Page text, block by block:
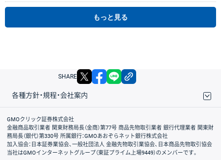
もっと見る
SHARE X facebook
各種方針・規程・会社案内
取引規程・約款
サイトマップ
その他のご案内
個人情報保護方針
最良執行方針
サイトのご利用について
ディスクレイマー
信託保全
リスク説明
会社案内
GMOクリック証券株式会社
金融商品取引業者 関東財務局長（金商）第77号 商品先物取引業者 銀行代理業者 関東財
務局長（銀代）第330号 所属銀行：GMOあおぞらネット銀行株式会社
加入協会：日本証券業協会、一般社団法人 金融先物取引業協会、日本商品先物取引協会
当社はGMOインターネットグループ（東証プライム上場9449）のメンバーです。